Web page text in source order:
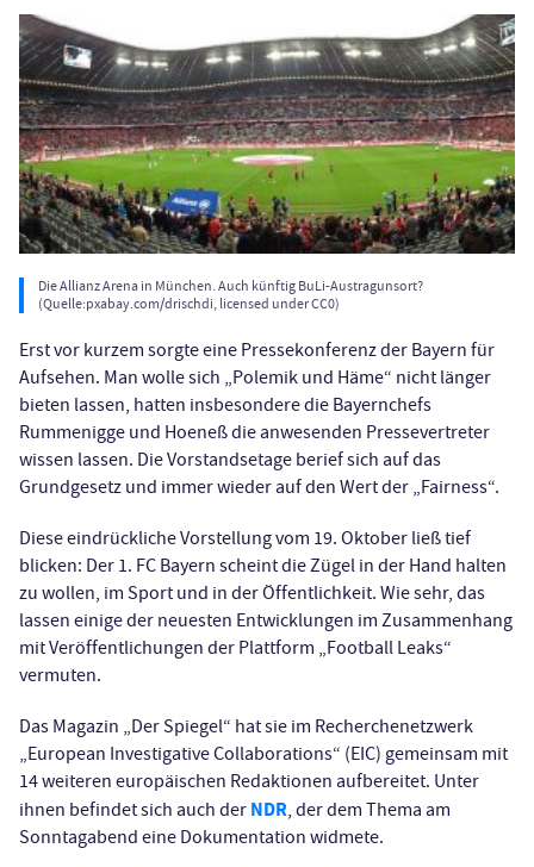
Die Allianz Arena in München. Auch künftig BuLi-Austragunsort?
(Quelle:pxabay.com/drischdi, licensed under CC0)
Erst vor kurzem sorgte eine Pressekonferenz der Bayern für
Aufsehen. Man wolle sich „Polemik und Häme“ nicht länger
bieten lassen, hatten insbesondere die Bayernchefs
Rummenigge und Hoeneß die anwesenden Pressevertreter
wissen lassen. Die Vorstandsetage berief sich auf das
Grundgesetz und immer wieder auf den Wert der „Fairness“.
Diese eindrückliche Vorstellung vom 19. Oktober ließ tief
blicken: Der 1. FC Bayern scheint die Zügel in der Hand halten
zu wollen, im Sport und in der Öffentlichkeit. Wie sehr, das
lassen einige der neuesten Entwicklungen im Zusammenhang
mit Veröffentlichungen der Plattform „Football Leaks“
vermuten.
Das Magazin „Der Spiegel“ hat sie im Recherchenetzwerk
„European Investigative Collaborations“ (EIC) gemeinsam mit
14 weiteren europäischen Redaktionen aufbereitet. Unter
ihnen befindet sich auch der NDR, der dem Thema am
Sonntagabend eine Dokumentation widmete.